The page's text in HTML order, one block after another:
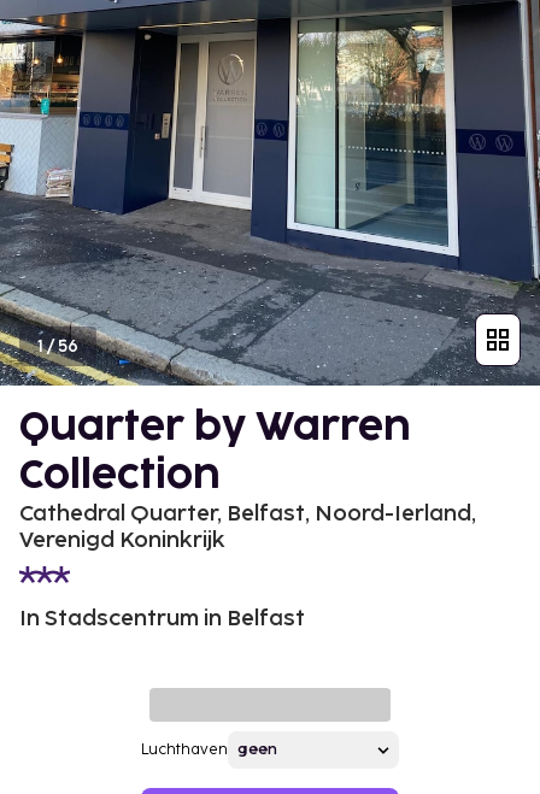
1/56
Quarter by Warren
Collection
Cathedral Quarter, Belfast, Noord-Ierland,
Verenigd Koninkrijk
In Stadscentrum in Belfast
Luchthaven